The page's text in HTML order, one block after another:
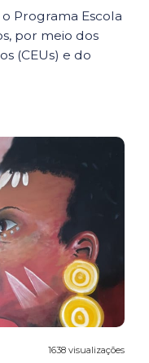
Programa Escola
por meio dos
(CEUs) e do
1638 visualizações